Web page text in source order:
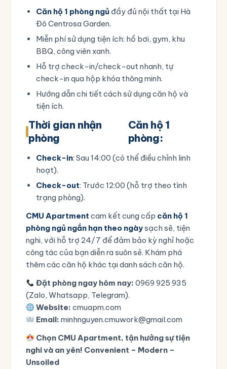
Căn hộ 1 phòng ngủ đầy đủ nội thất tại Hà
Đô Centrosa Garden.
Miễn phí sử dụng tiện ích: hồ bơi, gym, khu
BBQ, công viên xanh.
Hỗ trợ check-in/check-out nhanh, tự
check-in qua hộp khóa thông minh.
Hướng dẫn chi tiết cách sử dụng căn hộ và
tiện ích.
Thời gian nhận
phòng
Căn hộ 1
phòng:
Check-in: Sau 14:00 (có thể điều chỉnh linh
hoạt).
Check-out: Trước 12:00 (hỗ trợ theo tình
trạng phòng).
CMU Apartment cam kết cung cấp căn hộ 1
phòng ngủ ngắn hạn theo ngàysạch sẽ, tiện
nghi, với hỗ trợ 24/7 để đảm bảo kỳ nghỉ hoặc
công tác của bạn diễn ra suôn sẻ. Khám phá
thêm các căn hộ khác tại danh sách căn hộ.
Đặt phòng ngay hôm nay: 0969 925 935
(Zalo, Whatsapp, Telegram).
Website: cmuapm.com
Email: minhnguyen.cmuwork@gmail.com
Chọn CMU Apartment, tận hưởng sự tiện
nghi và an yên! Convenient – Modern –
Unsoiled